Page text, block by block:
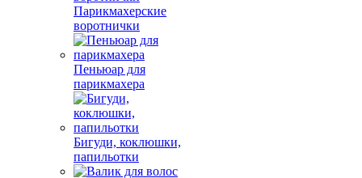
Парикмахерские
воротнички
Пеньюар для
парикмахера
Бигуди, коклюшки,
папильотки